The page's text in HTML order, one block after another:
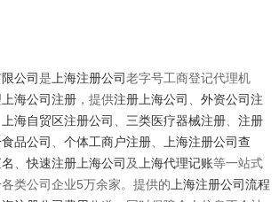
公司是 上海注册公司老字号工商登记代理机
上海公司注册 ，提供注册上海公司
外资公司注
上海自贸区注册公司 三类医疗器械注册
注册
品公司 个体工商户注册
上海注册公司查
、快速注册上海公司 及 上海代理记账等一站式
类公司企业5万余家。提供的 上海注册公司流程